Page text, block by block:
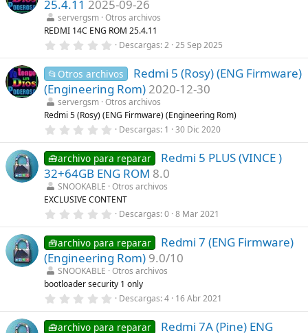
)s
t
r
e
l
a
(
s
)
25.4.11 2025-09-26
servergsm Otros archivos
REDMI 14C ENG ROM 25.4.11
0
0
e
s
t
r
e
l
a
(
s
)
Descargas 2 25 Sep 2025
📂Otros archivos
Redmi 5 (Rosy) (ENG Firmware)
(Engineering Rom) 2020-12-30
servergsm Otros archivos
Redmi 5 (Rosy) (ENG Firmware) (Engineering Rom)
0
0
e
s
t
r
e
l
a
(
s
)
Descargas 1 30 Dic 2020
🧰archivo para reparar
Redmi 5 PLUS (VINCE )
32+64GB ENG ROM 8.0
SNOOKABLE
Otros archivos
EXCLUSIVE CONTENT
0
0
e
s
t
r
e
l
a
(
Descargas 0 8 Mar 2021
🧰archivo para reparar
Redmi 7 (ENG Firmware)
(Engineering Rom) 9.0/10
SNOOKABLE
Otros archivos
bootloader security 1 only
0
0
Descargas 4 16 Abr 2021
🧰archivo para reparar
Redmi 7A (Pine) ENG